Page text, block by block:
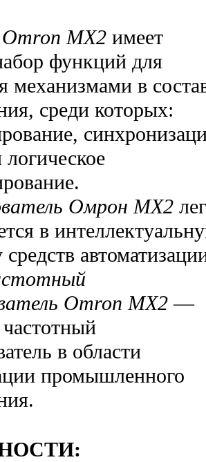
MX2 имеет
функций для
механизмами в
среди которых:
Омрон MX2
в
Omron MX2 —
в области
промышленного